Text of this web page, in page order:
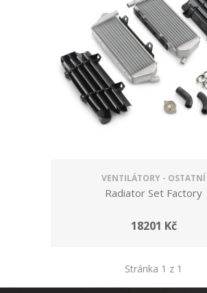
VENTILÁTORY - OSTATNÍ
Radiator Set Factory
18201 Kč
Stránka 1 z 1